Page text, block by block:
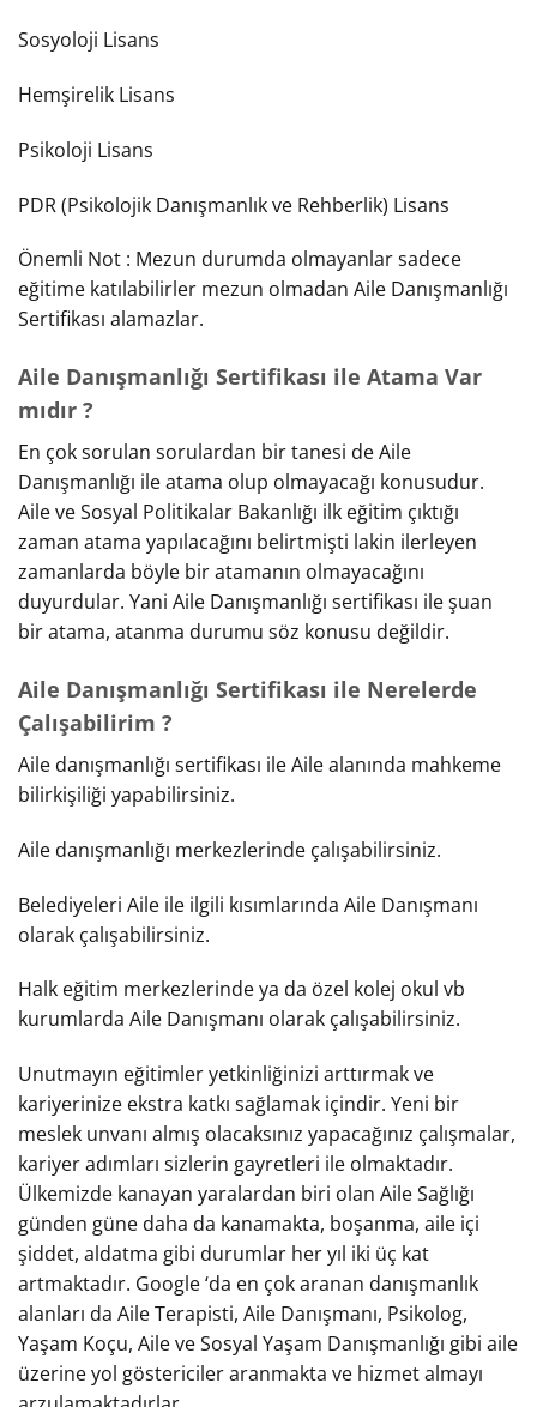
Sosyoloji Lisans
Hemşirelik Lisans
Psikoloji Lisans
PDR (Psikolojik Danışmanlık ve Rehberlik) Lisans
Önemli Not : Mezun durumda olmayanlar sadece
eğitime katılabilirler mezun olmadan Aile Danışmanlığı
Sertifikası alamazlar.
Aile Danışmanlığı Sertifikası ile Atama Var
mıdır ?
En çok sorulan sorulardan bir tanesi de Aile
Danışmanlığı ile atama olup olmayacağı konusudur.
Aile ve Sosyal Politikalar Bakanlığı ilk eğitim çıktığı
zaman atama yapılacağını belirtmişti lakin ilerleyen
zamanlarda böyle bir atamanın olmayacağını
duyurdular. Yani Aile Danışmanlığı sertifikası ile şuan
bir atama, atanma durumu söz konusu değildir.
Aile Danışmanlığı Sertifikası ile Nerelerde
Çalışabilirim ?
Aile danışmanlığı sertifikası ile Aile alanında mahkeme
bilirkişiliği yapabilirsiniz.
Aile danışmanlığı merkezlerinde çalışabilirsiniz.
Belediyeleri Aile ile ilgili kısımlarında Aile Danışmanı
olarak çalışabilirsiniz.
Halk eğitim merkezlerinde ya da özel kolej okul vb
kurumlarda Aile Danışmanı olarak çalışabilirsiniz.
Unutmayın eğitimler yetkinliğinizi arttırmak ve
kariyerinize ekstra katkı sağlamak içindir. Yeni bir
meslek unvanı almış olacaksınız yapacağınız çalışmalar,
kariyer adımları sizlerin gayretleri ile olmaktadır.
Ülkemizde kanayan yaralardan biri olan Aile Sağlığı
günden güne daha da kanamakta, boşanma, aile içi
şiddet, aldatma gibi durumlar her yıl iki üç kat
artmaktadır. Google ‘da en çok aranan danışmanlık
alanları da Aile Terapisti, Aile Danışmanı, Psikolog,
Yaşam Koçu, Aile ve Sosyal Yaşam Danışmanlığı gibi aile
üzerine yol göstericiler aranmakta ve hizmet almayı